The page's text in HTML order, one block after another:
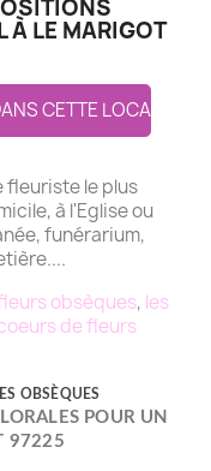
À LE MARIGOT
CETTE LOCALITE
fleuriste le plus
à l'Eglise ou
funérarium,
obsèques, les
de fleurs
OBSÈQUES
POUR UN
97225